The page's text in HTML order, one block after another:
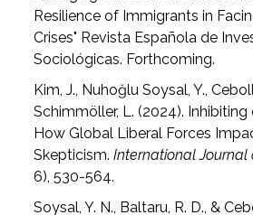
Resilience of Immigrants in
Crises" Revista Española de
Sociológicas. Forthcoming.
Kim, J., Nuhoğlu Soysal, Y.,
Schimmöller, L. (2024).
How Global Liberal Forces
Skepticism.International Journal
6), 530-564.
Soysal, Y. N., Baltaru, R. D., &